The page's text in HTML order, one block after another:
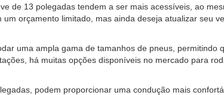
de 13 polegadas tendem a ser mais acessíveis, ao
orçamento limitado, mas ainda deseja atualizar seu
uma ampla gama de tamanhos de pneus,
há muitas opções disponíveis no mercado para
podem proporcionar uma condução mais